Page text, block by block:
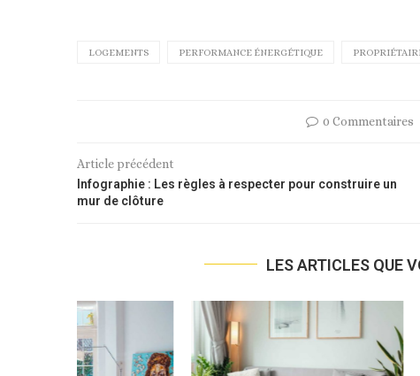
LOGEMENTS PERFORMANCE ÉNERGÉTIQUE
0 Commentaires
Article précédent
Infographie : Les règles à respecter pour construire un
mur de clôture
LES ARTICLES QUE